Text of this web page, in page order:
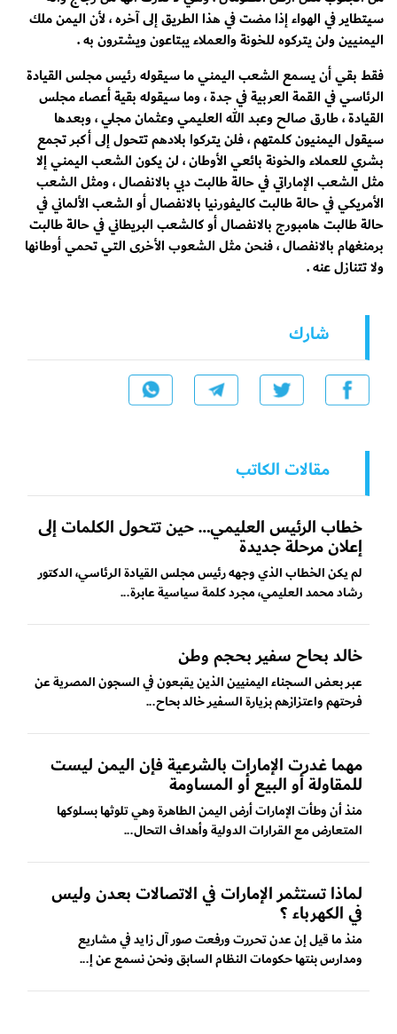
سيتطاير في الهواء إذا مضت في هذا الطريق إلى آخره ، لأن اليمن ملك
اليمنيين ولن يتركوه للخونة والعملاء يبتاعون ويشترون به .
فقط بقي أن يسمع الشعب اليمني ما سيقوله رئيس مجلس القيادة
الرئاسي في القمة العربية في جدة ، وما سيقوله بقية أعصاء مجلس
القيادة ، طارق صالح وعبد الله العليمي وعثمان مجلي ، وبعدها
سيقول اليمنيون كلمتهم ، فلن يتركوا بلادهم تتحول إلى أكبر تجمع
بشري للعملاء والخونة بائعي الأوطان ، لن يكون الشعب اليمني إلا
مثل الشعب الإماراتي في حالة طالبت دبي بالانفصال ، ومثل الشعب
الأمريكي في حالة طالبت كاليفورنيا بالانفصال أو الشعب الألماني في
حالة طالبت هامبورج بالانفصال أو كالشعب البريطاني في حالة طالبت
برمنغهام بالانفصال ، فنحن مثل الشعوب الأخرى التي تحمي أوطانها
ولا تتنازل عنه .
شارك
مقالات الكاتب
خطاب الرئيس العليمي… حين تتحول الكلمات إلى
إعلان مرحلة جديدة
لم يكن الخطاب الذي وجهه رئيس مجلس القيادة الرئاسي، الدكتور
رشاد محمد العليمي، مجرد كلمة سياسية عابرة...
خالد بحاح سفير بحجم وطن
عبر بعض السجناء اليمنيين الذين يقبعون في السجون المصرية عن
فرحتهم واعتزازهم بزيارة السفير خالد بحاح...
مهما غدرت الإمارات بالشرعية فإن اليمن ليست
للمقاولة أو البيع أو المساومة
منذ أن وطأت الإمارات أرض اليمن الطاهرة وهي تلوثها بسلوكها
المتعارض مع القرارات الدولية وأهداف التحال...
لماذا تستثمر الإمارات في الاتصالات بعدن وليس
في الكهرباء ؟
منذ ما قيل إن عدن تحررت ورفعت صور آل زايد في مشاريع
ومدارس بنتها حكومات النظام السابق ونحن نسمع عن إ...